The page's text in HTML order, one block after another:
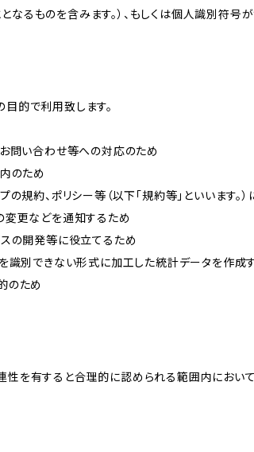
なるものを含みます。）、もしくは個人識別符号
目的で利用致します。
お問い合わせ等への対応のため
のため
の規約、ポリシー等（以下「規約等」といいます
変更などを通知するため
スの開発等に役立てるため
を識別できない形式に加工した統計データを作成
のため
性を有すると合理的に認められる範囲内にお